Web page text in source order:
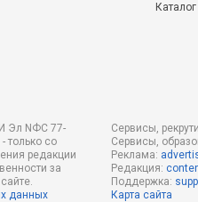
Эл NФС 77-
только со
редакции
за
данных
Сервисы,
Сервисы,
Реклама:
Редакция:
Поддержка:
Карта сайта